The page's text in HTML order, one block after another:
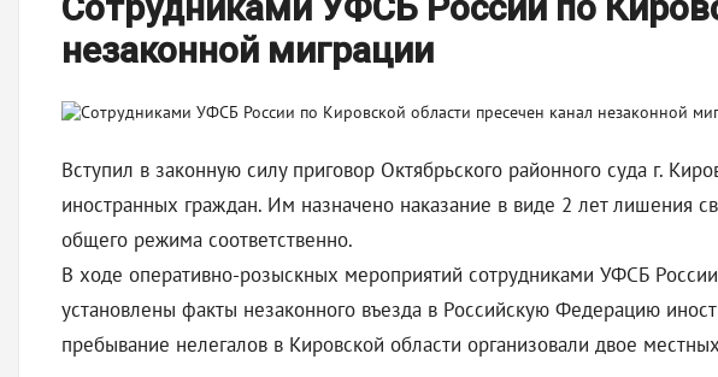
незаконной миграции
Вступил в законную силу приговор Октябрьского районного суда г.
иностранных граждан. Им назначено наказание в виде 2 лет лишения
общего режима соответственно.
В ходе оперативно-розыскных мероприятий сотрудниками УФСБ
установлены факты незаконного въезда в Российскую Федерацию
пребывание нелегалов в Кировской области организовали двое